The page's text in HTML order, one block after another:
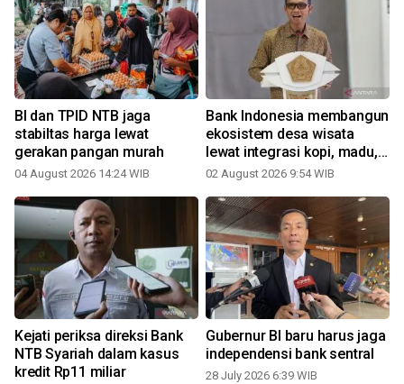
BI dan TPID NTB jaga
stabiltas harga lewat
gerakan pangan murah
04 August 2026 14:24 WIB
Bank Indonesia membangun
ekosistem desa wisata
lewat integrasi kopi, madu,
pokdarwis
02 August 2026 9:54 WIB
Kejati periksa direksi Bank
NTB Syariah dalam kasus
kredit Rp11 miliar
Gubernur BI baru harus jaga
independensi bank sentral
28 July 2026 6:39 WIB